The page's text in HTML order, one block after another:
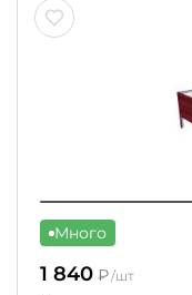
Много
1 840 ₽/шт